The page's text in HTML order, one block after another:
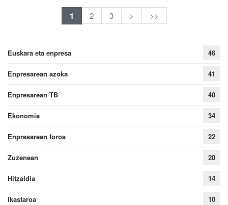
1 2 3 > >>
Euskara eta enpresa 46
Enpresarean azoka 41
Enpresarean TB 40
Ekonomia 34
Enpresarean foroa 22
Zuzenean 20
Hitzaldia 14
Ikastaroa 10